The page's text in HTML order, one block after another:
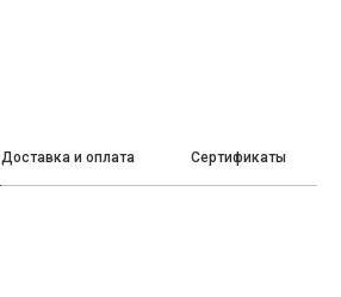
Доставка и оплата Сертификаты